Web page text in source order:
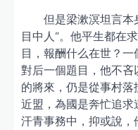
但是梁漱溟坦言本
目中人”。他平生都在
目，報酬什么在世？
對后一個題目，他不
的將來，仍是從事村
近盟，為國是奔忙追
汗青事務中，抑或說，